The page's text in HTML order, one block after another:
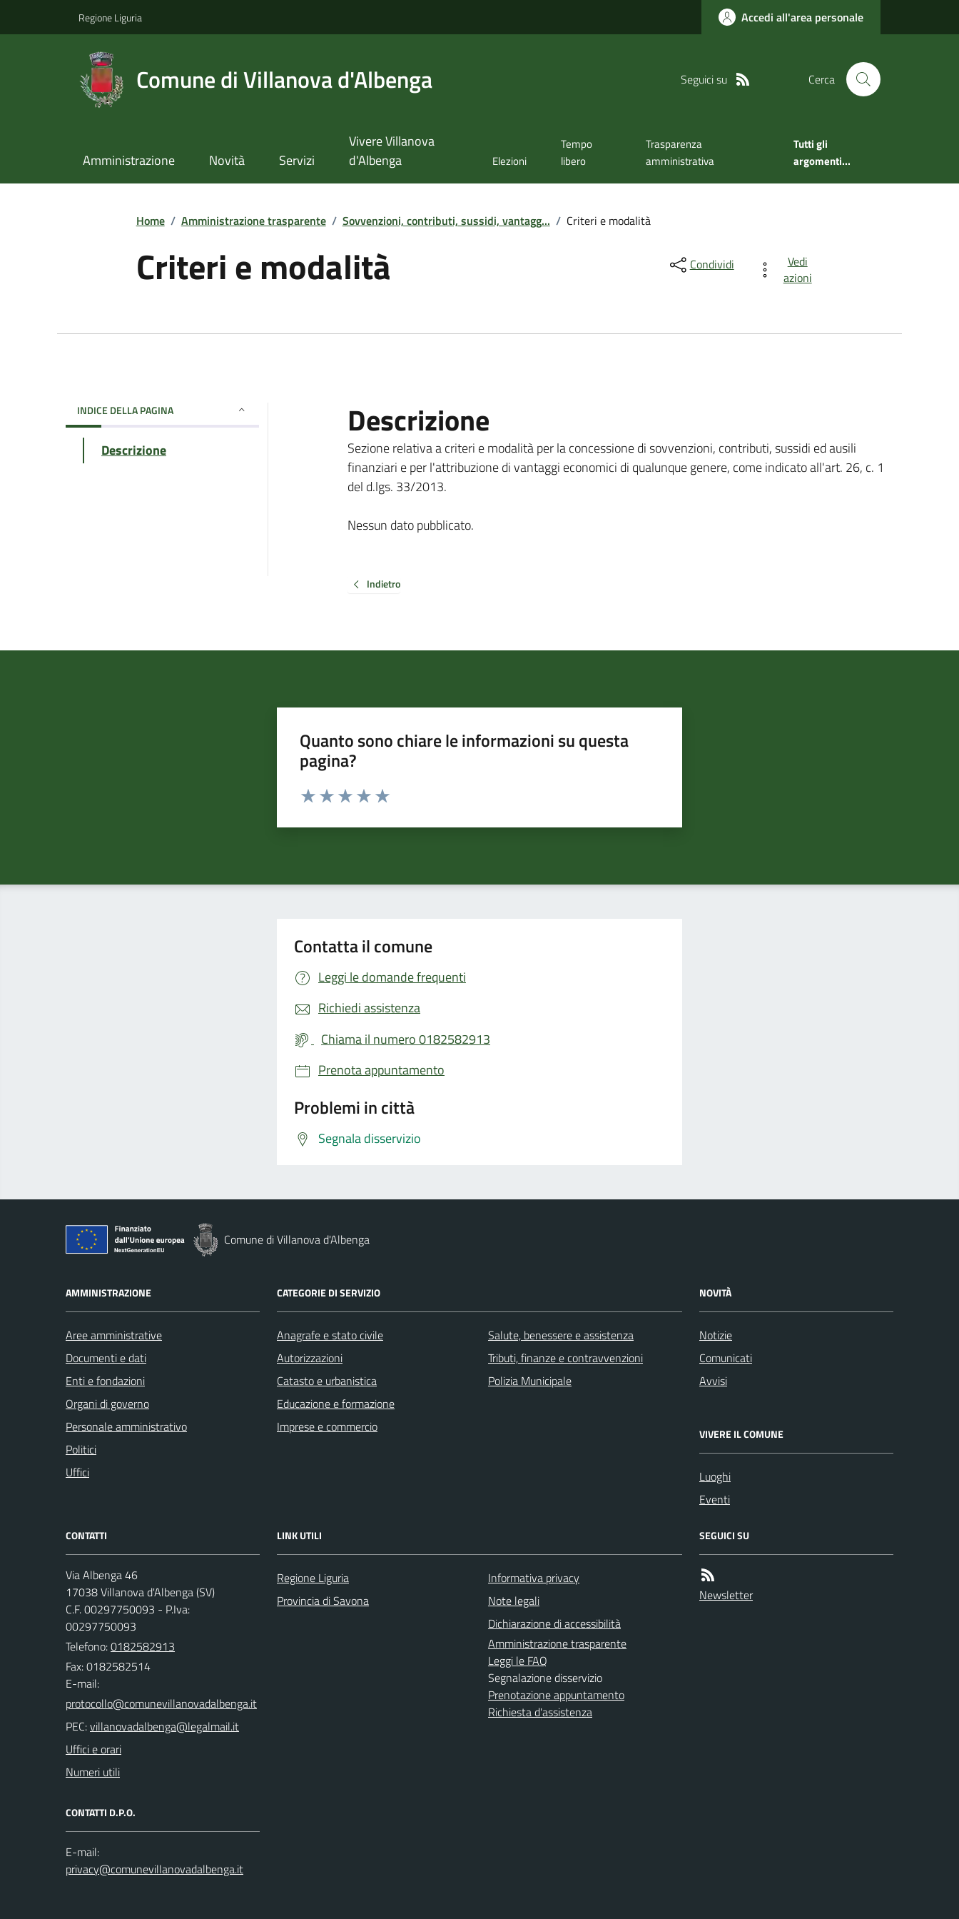
Regione Liguria Accedi all'area personale
Comune di Villanova d'Albenga Seguici su Cerca
Amministrazione Novità Servizi
Vivere Villanova
d'Albenga
Elezioni
Tempo
libero
Trasparenza
amministrativa
Tutti gli
argomenti...
Home / Amministrazione trasparente / Sovvenzioni, contributi, sussidi, vantagg... / Criteri e modalità
Criteri e modalità Condividi
Vedi
azioni
INDICE DELLA PAGINA
Descrizione
Descrizione
Sezione relativa a criteri e modalità per la concessione di sovvenzioni, contributi, sussidi ed ausili
finanziari e per l'attribuzione di vantaggi economici di qualunque genere, come indicato all'art. 26, c. 1
del d.lgs. 33/2013.
Nessun dato pubblicato.
Indietro
Quanto sono chiare le informazioni su questa
pagina?
Valuta da 1 a 5 stelle la pagina
Contatta il comune
Leggi le domande frequenti
Richiedi assistenza
Chiama il numero 0182582913
Prenota appuntamento
Problemi in città
Segnala disservizio
Comune di Villanova d'Albenga
AMMINISTRAZIONE
Aree amministrative
Documenti e dati
Enti e fondazioni
Organi di governo
Personale amministrativo
Politici
Uffici
CATEGORIE DI SERVIZIO
Anagrafe e stato civile
Autorizzazioni
Catasto e urbanistica
Educazione e formazione
Imprese e commercio
Salute, benessere e assistenza
Tributi, finanze e contravvenzioni
Polizia Municipale
NOVITÀ
Notizie
Comunicati
Avvisi
VIVERE IL COMUNE
Luoghi
Eventi
CONTATTI
Via Albenga 46
17038 Villanova d'Albenga (SV)
C.F. 00297750093 - P.Iva:
00297750093
Telefono:0182582913
Fax: 0182582514
E-mail:
PEC:
Uffici e orari
Numeri utili
CONTATTI D.P.O.
E-mail:
LINK UTILI
Regione Liguria
Provincia di Savona
Informativa privacy
Note legali
Dichiarazione di accessibilità
Amministrazione trasparente
Leggi le FAQ
Segnalazione disservizio
Prenotazione appuntamento
Richiesta d'assistenza
SEGUICI SU
Newsletter